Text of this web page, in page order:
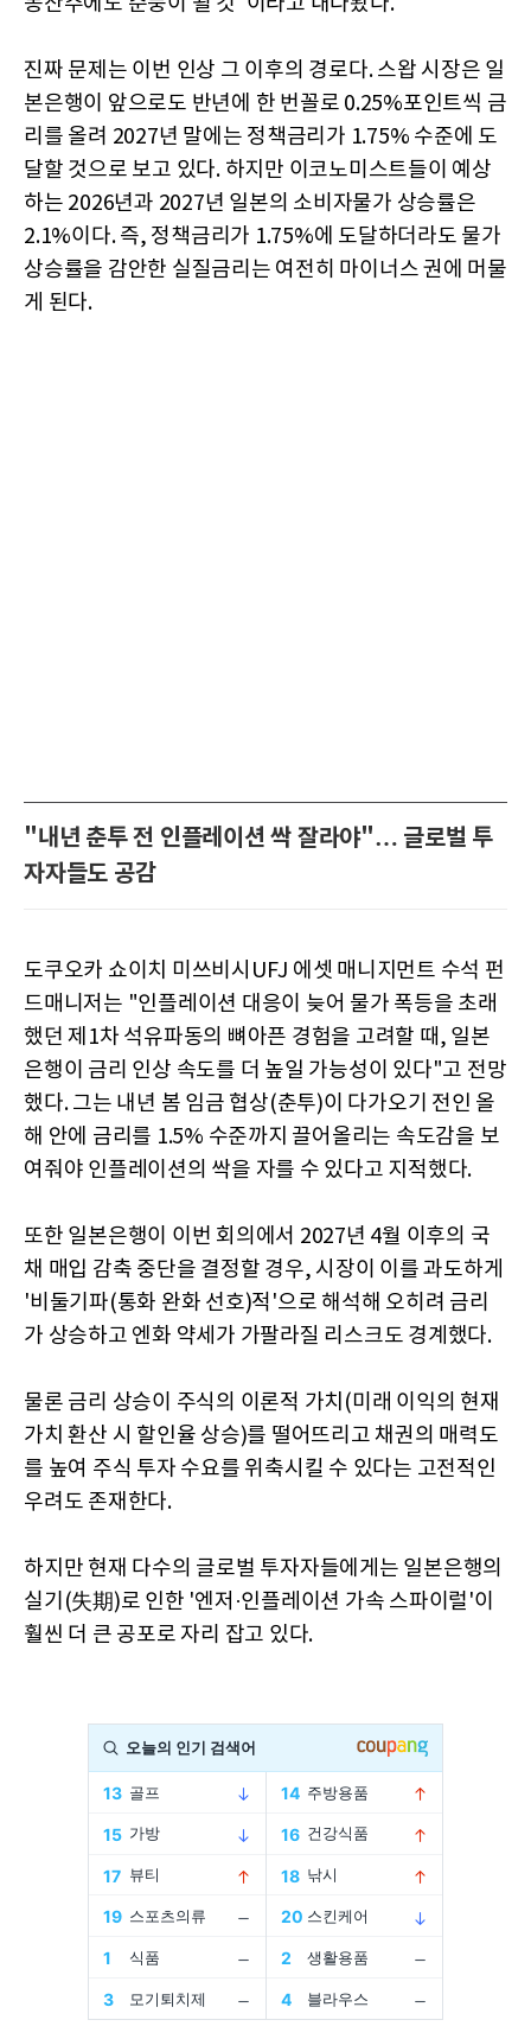
진짜 문제는 이번 인상 그 이후의 경로다. 스왑 시장은 일
본은행이 앞으로도 반년에 한 번꼴로 0.25%포인트씩 금
리를 올려 2027년 말에는 정책금리가 1.75% 수준에 도
달할 것으로 보고 있다. 하지만 이코노미스트들이 예상
하는 2026년과 2027년 일본의 소비자물가 상승률은
2.1%이다. 즉, 정책금리가 1.75%에 도달하더라도 물가
상승률을 감안한 실질금리는 여전히 마이너스 권에 머물
게 된다.
"내년 춘투 전 인플레이션 싹 잘라야"… 글로벌 투
자자들도 공감
도쿠오카 쇼이치 미쓰비시UFJ 에셋 매니지먼트 수석 펀
드매니저는 "인플레이션 대응이 늦어 물가 폭등을 초래
했던 제1차 석유파동의 뼈아픈 경험을 고려할 때, 일본
은행이 금리 인상 속도를 더 높일 가능성이 있다"고 전망
했다. 그는 내년 봄 임금 협상(춘투)이 다가오기 전인 올
해 안에 금리를 1.5% 수준까지 끌어올리는 속도감을 보
여줘야 인플레이션의 싹을 자를 수 있다고 지적했다.
또한 일본은행이 이번 회의에서 2027년 4월 이후의 국
채 매입 감축 중단을 결정할 경우, 시장이 이를 과도하게
'비둘기파(통화 완화 선호)적'으로 해석해 오히려 금리
가 상승하고 엔화 약세가 가팔라질 리스크도 경계했다.
물론 금리 상승이 주식의 이론적 가치(미래 이익의 현재
가치 환산 시 할인율 상승)를 떨어뜨리고 채권의 매력도
를 높여 주식 투자 수요를 위축시킬 수 있다는 고전적인
우려도 존재한다.
하지만 현재 다수의 글로벌 투자자들에게는 일본은행의
실기(失期)로 인한 '엔저·인플레이션 가속 스파이럴'이
훨씬 더 큰 공포로 자리 잡고 있다.